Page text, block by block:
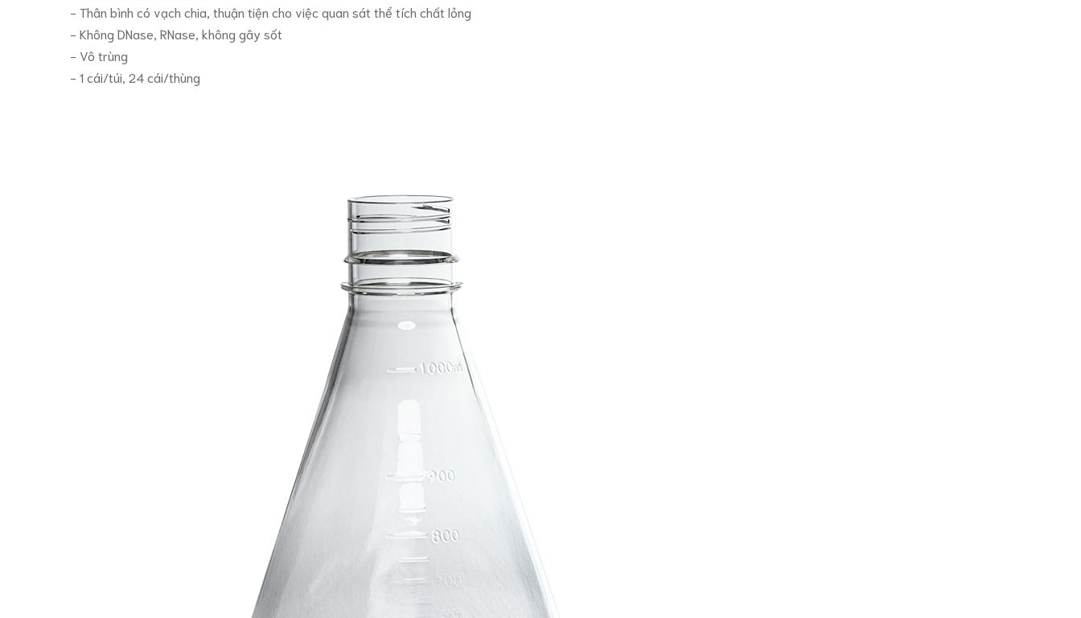
- Thân bình có vạch chia, thuận tiện cho việc quan sát thể tích chất lỏng
- Không DNase, RNase, không gây sốt
- Vô trùng
- 1 cái/túi, 24 cái/thùng